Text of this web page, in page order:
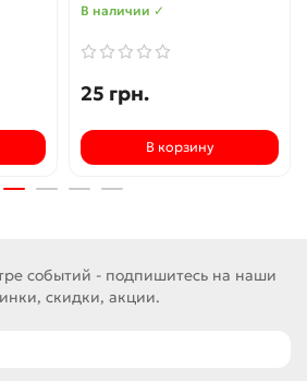
В наличии ✓
25 грн.
В корзину
событий - подпишитесь на наши
скидки, акции.